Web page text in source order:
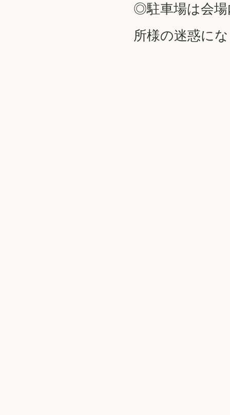
◎駐車場は会場
所様の迷惑に